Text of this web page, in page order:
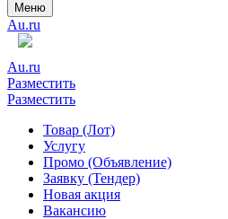
Меню
Au.ru
Au.ru
Разместить
Разместить
Товар (Лот)
Услугу
Промо (Объявление)
Заявку (Тендер)
Новая акция
Вакансию